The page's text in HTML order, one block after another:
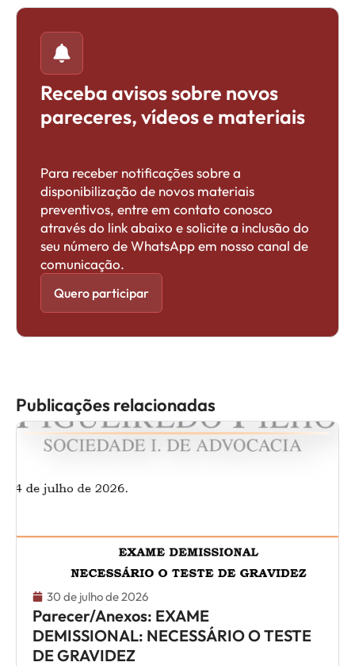
Receba avisos sobre novos
pareceres, vídeos e materiais
Para receber notificações sobre a
disponibilização de novos materiais
preventivos, entre em contato conosco
através do link abaixo e solicite a inclusão do
seu número de WhatsApp em nosso canal de
comunicação.
Quero participar
Publicações relacionadas
30 de julho de 2026
Parecer/Anexos: EXAME
DEMISSIONAL: NECESSÁRIO O TESTE
DE GRAVIDEZ